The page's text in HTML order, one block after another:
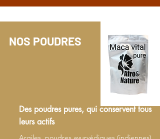
NOS POUDRES
Des poudres pures, qui conservent tous
leurs actifs